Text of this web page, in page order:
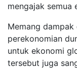
mengajak semua
Memang
perekonomian
untuk ekonomi
tersebut juga